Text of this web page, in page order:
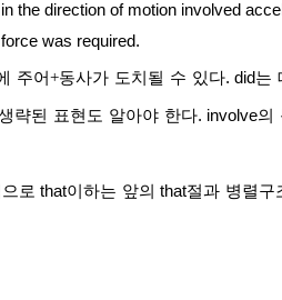
the direction of motion involved
was required.
주어+동사가 도치될 수 있다. did는
략된 표현도 알아야 한다. involve의
로 that이하는 앞의 that절과 병렬구